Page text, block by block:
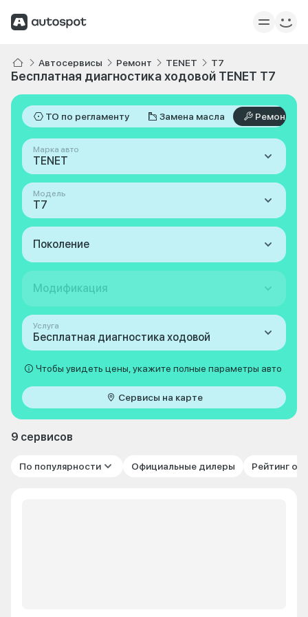
Автосервисы Ремонт TENET T7
Бесплатная диагностика ходовой TENET T7
ТО по регламенту Замена масла Ремонт
Марка авто
TENET
Модель
T7
Поколение
Модификация
Услуга
Бесплатная диагностика ходовой
Чтобы увидеть цены, укажите полные параметры авто
Сервисы на карте
9 сервисов
По популярности Официальные дилеры Рейтинг